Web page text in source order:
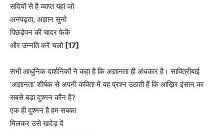
सदियों से है व्याप्त यहां जो
अनपढ़ता, अज्ञान सुनो
पिछड़ेपन की चादर फेकें
और उन्नति करें चलो [17]
सभी आधुनिक दार्शनिकों ने कहा है कि अज्ञानता ही अंधकार है। सावित्रीबाई
‘अज्ञानता’ शीर्षक से अपनी कविता में यह प्रश्न उठाती हैं कि आख़िर इंसान का
सबसे बड़ा दुश्मन कौन है?
एक ही दुश्मन है हम सबका
मिलकर उसे खदेड़ दें